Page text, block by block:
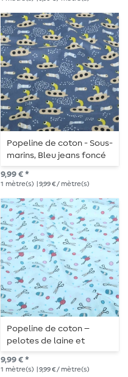
Popeline de coton - Sous-
marins, Bleu jeans foncé
9,99 € *
1 mètre(s) | 9,99 € / mètre(s)
Popeline de coton –
pelotes de laine et
ciseaux turquoise clair
9,99 € *
1 mètre(s) | 9,99 € / mètre(s)